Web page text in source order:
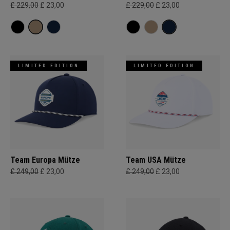
£ 229,00 £ 23,00 £ 229,00 £ 23,00
LIMITED EDITION
Team Europa Mütze
£ 249,00 £ 23,00
LIMITED EDITION
Team USA Mütze
£ 249,00 £ 23,00